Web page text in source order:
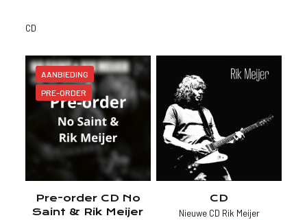
CD
AANBIEDING
PRE-ORDER
Pre-order CD No
Saint & Rik Meijer
CD
Nieuwe CD Rik Meijer